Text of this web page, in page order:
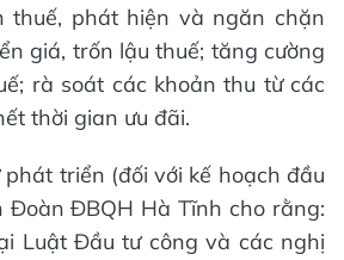
thuế, phát hiện và ngăn chặn
giá, trốn lậu thuế; tăng cường
rà soát các khoản thu từ các
thời gian ưu đãi.
triển (đối với kế hoạch đầu
Đoàn ĐBQH Hà Tĩnh cho rằng:
Luật Đầu tư công và các nghị